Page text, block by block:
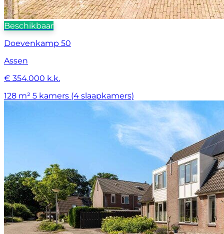
Beschikbaar
Doevenkamp 50
Assen
€ 354.000 k.k.
128 m² 5 kamers (4 slaapkamers)